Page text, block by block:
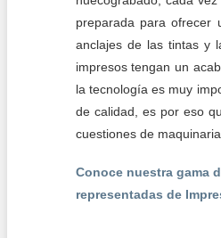
preparada para ofrecer
anclajes de las tintas y
impresos tengan un
la tecnología es muy
de calidad, es por eso
cuestiones de
Conoce nuestra gama
representadas de